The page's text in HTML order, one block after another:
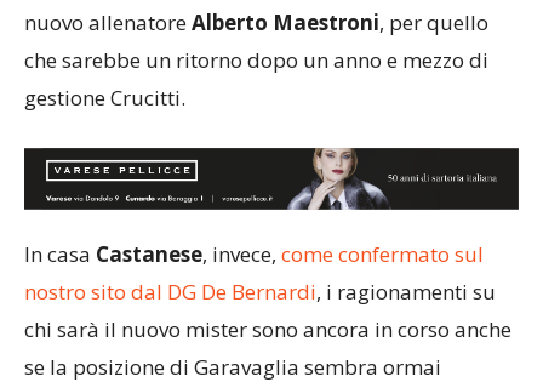
nuovo allenatoreAlberto Maestroni, per quello
che sarebbe un ritorno dopo un anno e mezzo di
gestione Crucitti.
In casa Castanese, invece, come confermato sul
nostro sito dal DG De Bernardi, i ragionamenti su
chi sarà il nuovo mister sono ancora in corso anche
se la posizione di Garavaglia sembra ormai